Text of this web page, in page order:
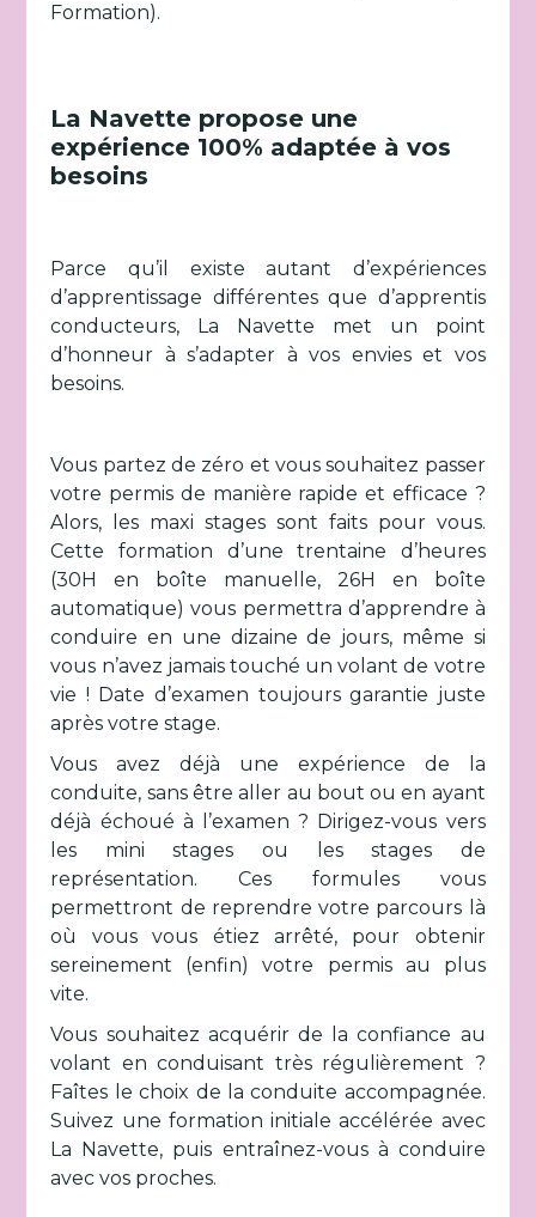
Formation).
La Navette propose une
expérience 100% adaptée à vos
besoins
Parce qu’il existe autant d’expériences
d’apprentissage différentes que d’apprentis
conducteurs, La Navette met un point
d’honneur à s’adapter à vos envies et vos
besoins.
Vous partez de zéro et vous souhaitez passer
votre permis de manière rapide et efficace ?
Alors, les maxi stages sont faits pour vous.
Cette formation d’une trentaine d’heures
(30H en boîte manuelle, 26H en boîte
automatique) vous permettra d’apprendre à
conduire en une dizaine de jours, même si
vous n’avez jamais touché un volant de votre
vie ! Date d’examen toujours garantie juste
après votre stage.
Vous avez déjà une expérience de la
conduite, sans être aller au bout ou en ayant
déjà échoué à l’examen ? Dirigez-vous vers
les mini stages ou les stages de
représentation. Ces formules vous
permettront de reprendre votre parcours là
où vous vous étiez arrêté, pour obtenir
sereinement (enfin) votre permis au plus
vite.
Vous souhaitez acquérir de la confiance au
volant en conduisant très régulièrement ?
Faîtes le choix de la conduite accompagnée.
Suivez une formation initiale accélérée avec
La Navette, puis entraînez-vous à conduire
avec vos proches.